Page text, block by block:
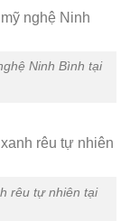
Ninh Bình tại
rêu tự nhiên tại